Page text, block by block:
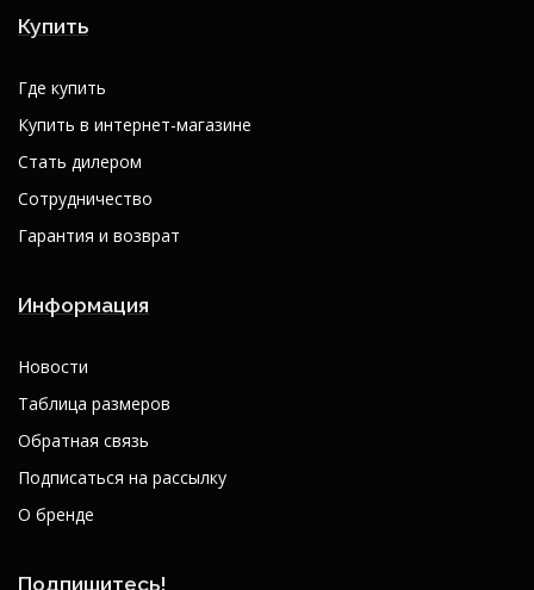
Купить
Где купить
Купить в интернет-магазине
Стать дилером
Сотрудничество
Гарантия и возврат
Информация
Новости
Таблица размеров
Обратная связь
Подписаться на рассылку
О бренде
Подпишитесь!